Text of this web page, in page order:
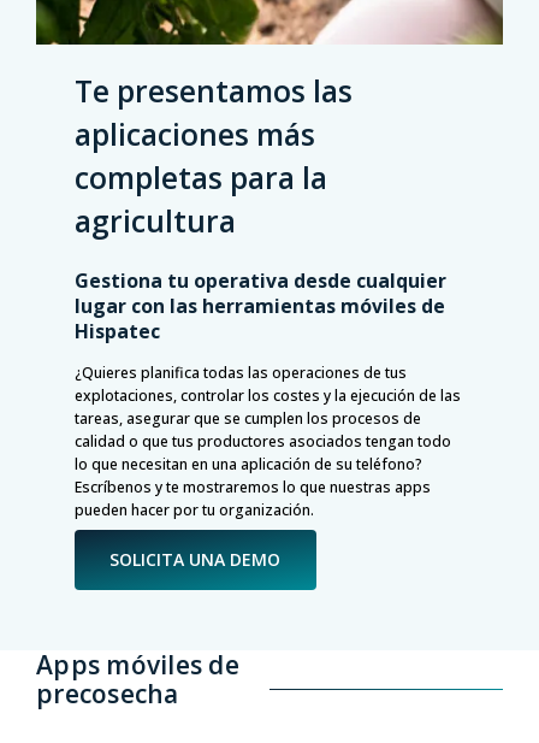
Te presentamos las
aplicaciones más
completas para la
agricultura
Gestiona tu operativa desde cualquier
lugar con las herramientas móviles de
Hispatec
¿Quieres planifica todas las operaciones de tus
explotaciones, controlar los costes y la ejecución de las
tareas, asegurar que se cumplen los procesos de
calidad o que tus productores asociados tengan todo
lo que necesitan en una aplicación de su teléfono?
Escríbenos y te mostraremos lo que nuestras apps
pueden hacer por tu organización.
SOLICITA UNA DEMO
Apps móviles de
precosecha